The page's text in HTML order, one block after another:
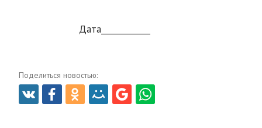
Дата____________
Поделиться новостью: